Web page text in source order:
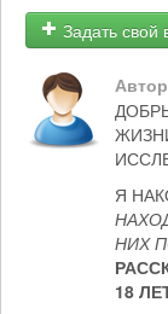
Задать свой
Я
НИХ
18